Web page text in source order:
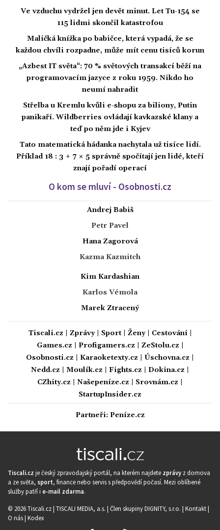
Ve vzduchu vydržel jen devět minut. Let Tu-154 se
115 lidmi skončil katastrofou
Maličká knížka po babičce, která vypadá, že se
každou chvíli rozpadne, může mít cenu tisíců korun
„Azbest IT světa“: 70 % světových transakcí běží na
programovacím jazyce z roku 1959. Nikdo ho
neumí nahradit
Střelba u Kremlu kvůli e-shopu za biliony, Putin
panikaří. Wildberries ovládají kavkazské klany a
teď po něm jde i Kyjev
Tato matematická hádanka nachytala už tisíce lidí.
Příklad 18 : 3 + 7 × 5 správně spočítají jen lidé, kteří
znají pořadí operací
O kom se mluví - Osobnosti.cz
Andrej Babiš
Petr Pavel
Hana Zagorová
Kazma Kazmitch
Kim Kardashian
Karlos Vémola
Marek Ztracený
Tiscali.cz Zprávy| Sport| Ženy| Cestování|
Games.cz
Profigamers.cz ZeStolu.cz
Osobnosti.cz
Karaoketexty.cz Úschovna.cz
Nedd.cz
Moulík.cz Fights.cz Dokina.cz
CZhity.cz
Našepeníze.cz Srovnám.cz
StartupInsider.cz
Partneři: Peníze.cz
Tiscali.cz je český zpravodajský portál, na kterém najdete zprávy z domova
a ze světa, sport, finance nebo servis s předpovědí počasí. Mezi oblíbené
služby patří i e-mail zdarma.
© 2026 Tiscali.cz | TISCALI MEDIA, a.s. | Člen skupiny DIGNITY, s.r.o. | Kontakt|
O nás| Kodex